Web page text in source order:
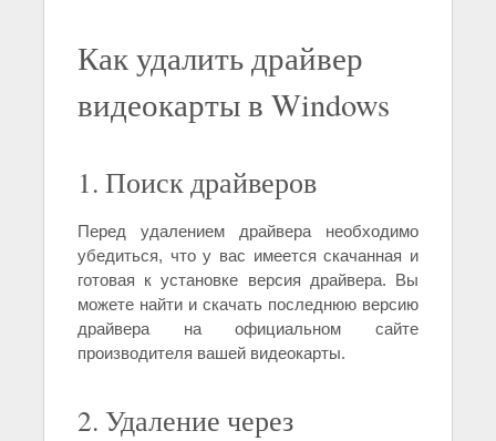
Как удалить драйвер
видеокарты в Windows
1. Поиск драйверов
Перед удалением драйвера необходимо
убедиться, что у вас имеется скачанная и
готовая к установке версия драйвера. Вы
можете найти и скачать последнюю версию
драйвера на официальном сайте
производителя вашей видеокарты.
2. Удаление через